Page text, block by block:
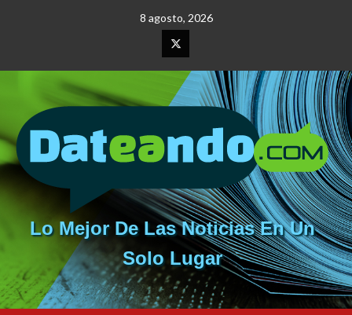
8 agosto, 2026
Elemento
del
menú
Lo Mejor De Las Noticias En Un
Solo Lugar